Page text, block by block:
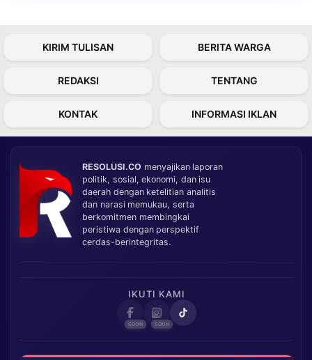
KIRIM TULISAN BERITA WARGA
REDAKSI TENTANG
KONTAK INFORMASI IKLAN
RESOLUSI.CO menyajikan laporan
politik, sosial, ekonomi, dan isu
daerah dengan ketelitian analitis
dan narasi memukau, serta
berkomitmen membingkai
peristiwa dengan perspektif
cerdas-berintegritas.
IKUTI KAMI